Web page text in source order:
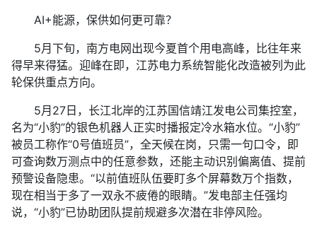
AI+能源，保供如何更可靠？
5月下旬，南方电网出现今夏首个用电高峰，比往年来
得早来得猛。迎峰在即，江苏电力系统智能化改造被列为此
轮保供重点方向。
5月27日，长江北岸的江苏国信靖江发电公司集控室，
名为“小豹”的银色机器人正实时播报定冷水箱水位。“小豹”
被员工称作“0号值班员”，全天候在岗，只需一句口令，即
可查询数万测点中的任意参数，还能主动识别偏离值、提前
预警设备隐患。“以前值班队伍要盯多个屏幕数万个指数，
现在相当于多了一双永不疲倦的眼睛。”发电部主任强均
说，“小豹”已协助团队提前规避多次潜在非停风险。